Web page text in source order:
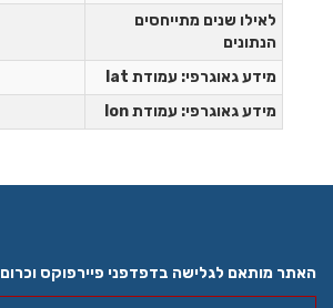
לאילו שנים מתייחסים
הנתונים
מידע גאוגרפי: עמודת lat
מידע גאוגרפי: עמודת lon
האתר מותאם לגלישה בדפדפני פיירפוקס וכרום